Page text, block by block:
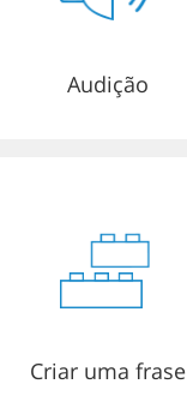
Audição
Criar uma frase